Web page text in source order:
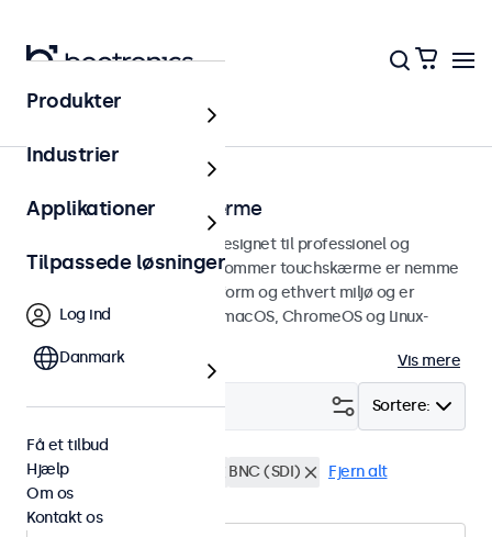
Touchskærme
19 tommer touchskærme
19 tommer touchskærme designet til professionel og
kontinuerlig brug. Disse 19-tommer touchskærme er nemme
at integrere i enhver brugsform og ethvert miljø og er
kompatible med Windows, macOS, ChromeOS og Linux-
Vis mere
Sortere:
Filter (0)
19 tommer touchskærme BNC (SDI) Fjern alt
Produkter
Industrier
Applikationer
Tilpassede løsninger
Log ind
Danmark
Få et tilbud
Hjælp
Om os
Kontakt os